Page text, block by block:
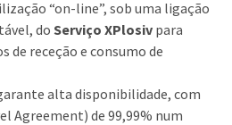
“on-line”, sob uma ligação
do Serviço XPlosiv para
de receção e consumo de
alta disponibilidade, com
Agreement) de 99,99% num